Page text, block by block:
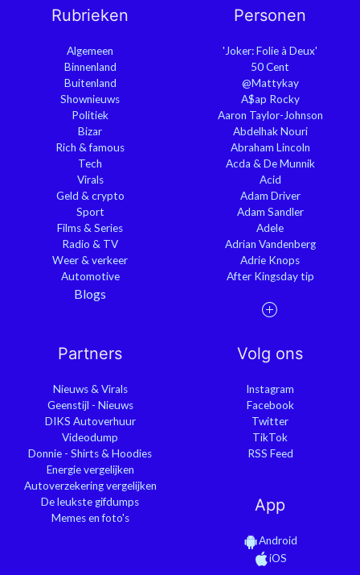
Rubrieken
Algemeen
Binnenland
Buitenland
Shownieuws
Politiek
Bizar
Rich & famous
Tech
Virals
Geld & crypto
Sport
Films & Series
Radio & TV
Weer & verkeer
Automotive
Blogs
Personen
'Joker: Folie à Deux'
50 Cent
@Mattykay
A$ap Rocky
Aaron Taylor-Johnson
Abdelhak Nouri
Abraham Lincoln
Acda & De Munnik
Acid
Adam Driver
Adam Sandler
Adele
Adrian Vandenberg
Adrie Knops
After Kingsday tip
Partners
Nieuws & Virals
Geenstijl - Nieuws
DIKS Autoverhuur
Videodump
Donnie - Shirts & Hoodies
Energie vergelijken
Autoverzekering vergelijken
De leukste gifdumps
Memes en foto's
Volg ons
Instagram
Facebook
Twitter
TikTok
RSS Feed
App
Android
iOS